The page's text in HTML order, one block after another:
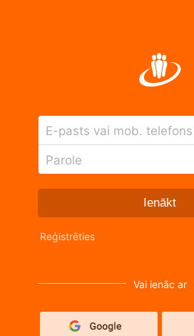
E-pasts vai mob. telefons
Parole
Ienākt
Reģistrēties
Vai ienāc ar